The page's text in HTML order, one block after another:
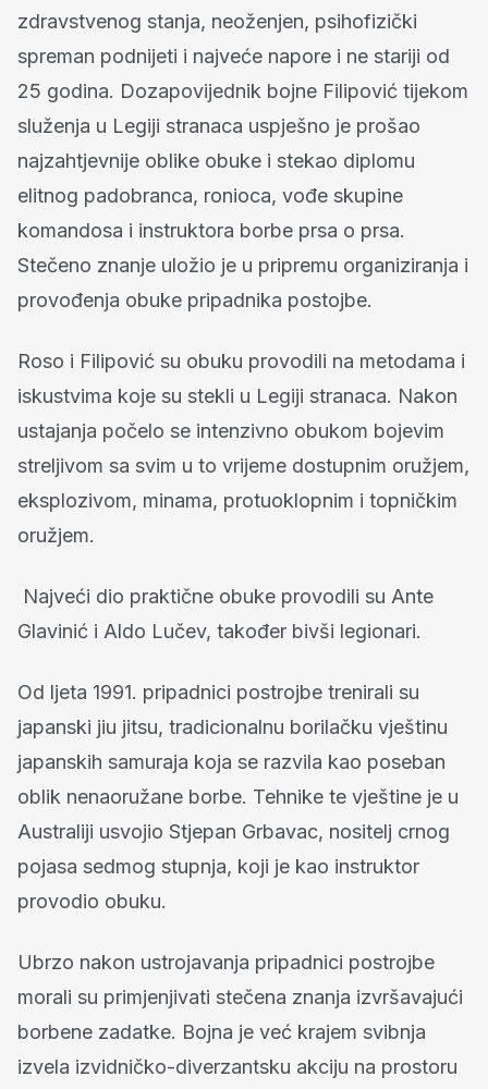
zdravstvenog stanja, neoženjen, psihofizički
spreman podnijeti i najveće napore i ne stariji od
25 godina. Dozapovijednik bojne Filipović tijekom
služenja u Legiji stranaca uspješno je prošao
najzahtjevnije oblike obuke i stekao diplomu
elitnog padobranca, ronioca, vođe skupine
komandosa i instruktora borbe prsa o prsa.
Stečeno znanje uložio je u pripremu organiziranja i
provođenja obuke pripadnika postojbe.
Roso i Filipović su obuku provodili na metodama i
iskustvima koje su stekli u Legiji stranaca. Nakon
ustajanja počelo se intenzivno obukom bojevim
streljivom sa svim u to vrijeme dostupnim oružjem,
eksplozivom, minama, protuoklopnim i topničkim
oružjem.
Najveći dio praktične obuke provodili su Ante
Glavinić i Aldo Lučev, također bivši legionari.
Od ljeta 1991. pripadnici postrojbe trenirali su
japanski jiu jitsu, tradicionalnu borilačku vještinu
japanskih samuraja koja se razvila kao poseban
oblik nenaoružane borbe. Tehnike te vještine je u
Australiji usvojio Stjepan Grbavac, nositelj crnog
pojasa sedmog stupnja, koji je kao instruktor
provodio obuku.
Ubrzo nakon ustrojavanja pripadnici postrojbe
morali su primjenjivati ​​stečena znanja izvršavajući
borbene zadatke. Bojna je već krajem svibnja
izvela izvidničko-diverzantsku akciju na prostoru